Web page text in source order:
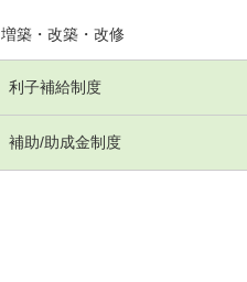
増築・改築・改修
利子補給制度
補助/助成金制度